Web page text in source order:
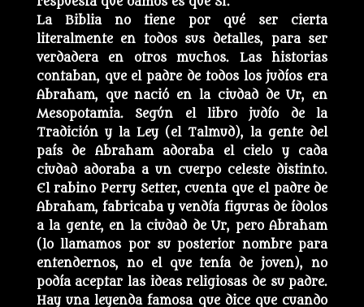
La Biblia no tiene por qué ser cierta
literalmente en todos sus detalles, para ser
verdadera en otros muchos. Las historias
contaban, que el padre de todos los judíos era
Abraham, que nació en la ciudad de Ur, en
Mesopotamia. Según el libro judío de la
Tradición y la Ley (el Talmud), la gente del
país de Abraham adoraba el cielo y cada
ciudad adoraba a un cuerpo celeste distinto.
El rabino Perry Setter, cuenta que el padre de
Abraham, fabricaba y vendía figuras de ídolos
a la gente, en la ciudad de Ur, pero Abraham
(lo llamamos por su posterior nombre para
entendernos, no el que tenía de joven), no
podía aceptar las ideas religiosas de su padre.
Hay una leyenda famosa que dice que cuando